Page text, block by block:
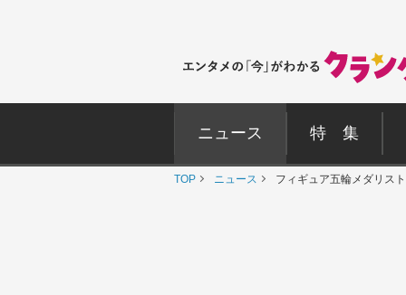
ニュース 特 集
TOP ニュース フィギュア五輪メダリス